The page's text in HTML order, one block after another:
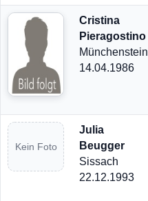
Cristina
Pieragostino
Münchenstein
14.04.1986
Kein Foto
Julia
Beugger
Sissach
22.12.1993